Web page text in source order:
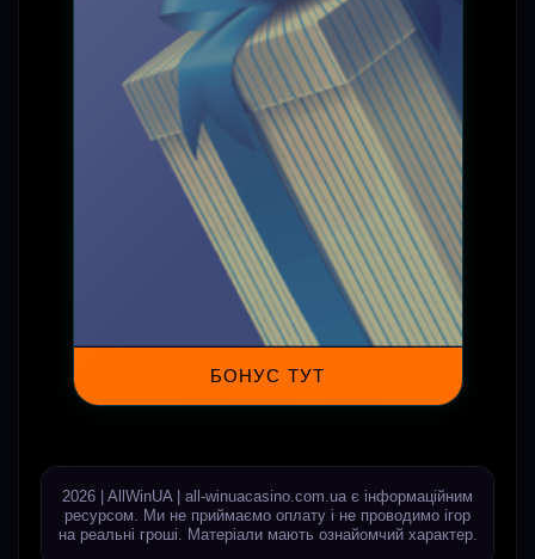
БОНУС ТУТ
2026 | AllWinUA | all-winuacasino.com.ua є інформаційним
ресурсом. Ми не приймаємо оплату і не проводимо ігор
на реальні гроші. Матеріали мають ознайомчий характер.